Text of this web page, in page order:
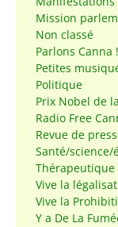
Mission
Non classé
Parlons Canna !
Petites
Politique
Prix Nobel de
Radio Free
Revue de
Santé/science/
Thérapeutique
Vive la
Vive la
Y a De La